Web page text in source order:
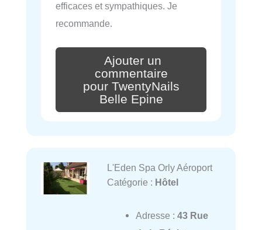
efficaces et sympathiques. Je
recommande.
Ajouter un
commentaire
pour TwentyNails
Belle Epine
L'Eden Spa Orly Aéroport
Catégorie : Hôtel
Adresse : 43 Rue